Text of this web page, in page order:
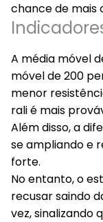
chance de mais
A média móvel
móvel de 200
menor
rali é mais
Além disso, a
se ampliando e
forte.
No entanto, o
recusar saindo
vez, sinalizando